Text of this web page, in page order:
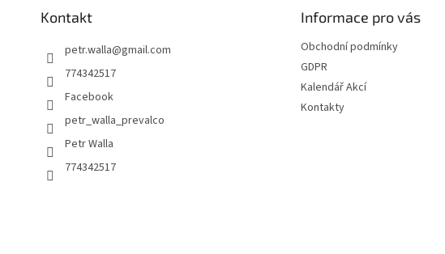
Kontakt
petr.walla@gmail.com
774342517
Facebook
petr_walla_prevalco
Petr Walla
774342517
Informace pro vás
Obchodní podmínky
GDPR
Kalendář Akcí
Kontakty